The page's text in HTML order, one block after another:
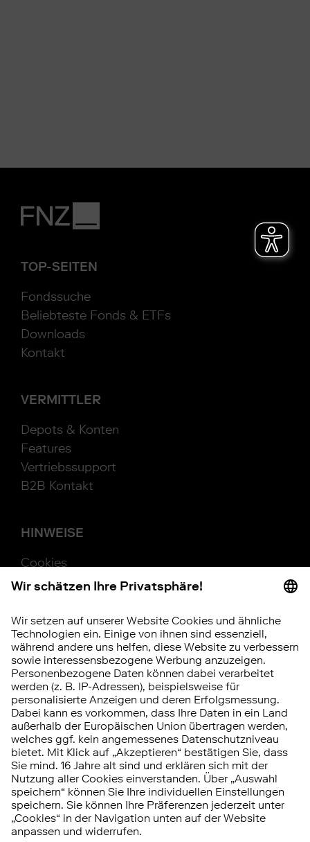
TOP-SEITEN
Fondssuche
Beliebteste Fonds & ETFs
Downloads
Kontakt
VERMITTLER
Depots & Konten
Features
Vertriebssupport
B2B Kontakt
HINWEISE
Cookies
Beschwerde
Hinweisgebersystem
Vertrag widerrufen
RISIKOHINWEIS
Investitionen in Wertpapiere, Tages- und
Festgeld unterliegen bestimmten Risiken.
Diese können kumuliert oder einzeln auftreten.
DieChancen und Risikenim Überblick.
© 2026 FNZ Bank